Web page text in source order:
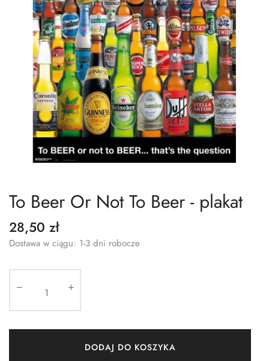
To Beer Or Not To Beer - plakat
28,50 zł
Dostawa w ciągu: 1-3 dni robocze
DODAJ DO KOSZYKA